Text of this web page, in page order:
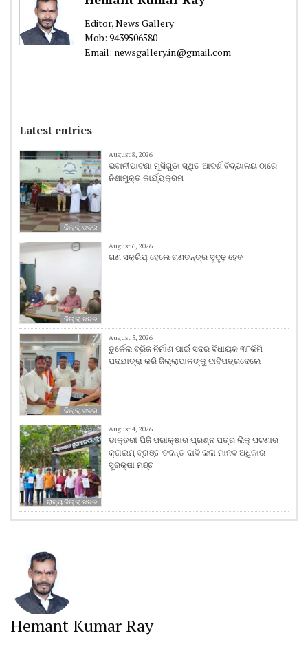
Editor, News Gallery
Mob: 9439506580
Email: newsgallery.in@gmail.com
Latest entries
ଜିଲ୍ଲା ଖବର
August 8, 2026
ଭବାନୀପାଟଣା ମୁସିଗୁଡା ସ୍ଥିତ ଆଦର୍ଶ ବିଦ୍ୟାଳୟ ଠାରେ
ନିଶାମୁକ୍ତ କାର୍ଯ୍ୟକ୍ରମ
ଜିଲ୍ଲା ଖବର
August 6, 2026
ଗଣ ସକ୍ରିୟ ହେଲେ ଗଣତନ୍ତ୍ର ସୁଦୃଢ଼ ହେବ
ଜିଲ୍ଲା ଖବର
August 5, 2026
ତୁର୍କେଲ ବ୍ରିଜ ନିର୍ମାଣ ପାଇଁ ସଦର ବିଧାୟକ ୩୮କିମି
ପଦଯାତ୍ରା କରି ଜିଲ୍ଲାପାଳଙ୍କୁ ଦାବିପତ୍ରଦେଲେ
ରାଜ୍ୟ ଜିଲ୍ଲା ଖବର
August 4, 2026
ଡାକ୍ତରୀ ପିଜି ପରୀକ୍ଷାର ପ୍ରଶ୍ନ ପତ୍ର ଲିକ୍ ଘଟଣାର
କ୍ରାଇମ୍ ବ୍ରାଞ୍ଚ ତଦନ୍ତ ଦାବି କଲା ମାନବ ଅଧିକାର
ସୁରକ୍ଷା ମଞ୍ଚ
Hemant Kumar Ray